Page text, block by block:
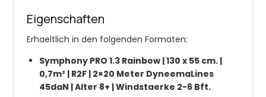
Eigenschaften
Erhaeltlich in den folgenden Formaten:
Symphony PRO 1.3 Rainbow | 130 x 55 cm. |
0,7m² | R2F | 2×20 Meter DyneemaLines
45daN | Alter 8+ | Windstaerke 2-6 Bft.